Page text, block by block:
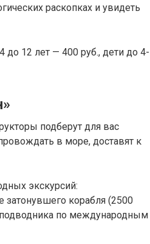
раскопках и увидеть
до 12 лет — 400 руб., дети до 4-
подберут для вас
в море, доставят к
экскурсий:
затонувшего корабля (2500
подводника по международным